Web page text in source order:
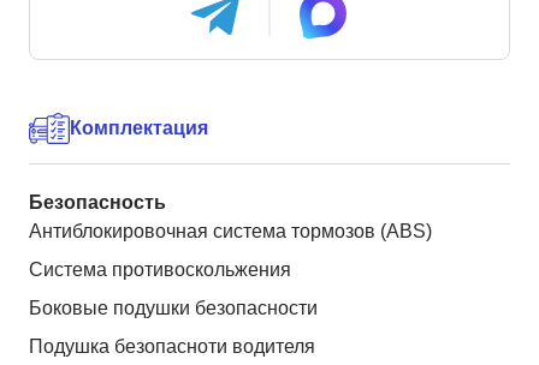
Комплектация
Безопасность
Антиблокировочная система тормозов (ABS)
Система противоскольжения
Боковые подушки безопасности
Подушка безопасноти водителя